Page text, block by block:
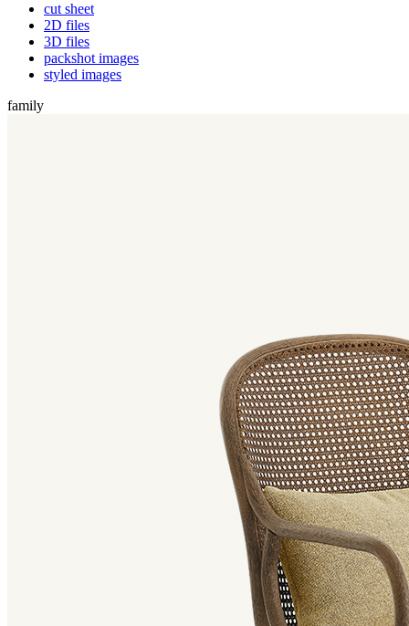
cut sheet
2D files
3D files
packshot images
styled images
family